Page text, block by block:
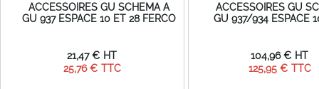
ACCESSOIRES GU SCHEMA A
GU 937 ESPACE 10 ET 28 FERCO
25,76 €
21,47 €
ACCESSOIRES GU
GU 937/934 ESPACE
125,95 €
104,96 €